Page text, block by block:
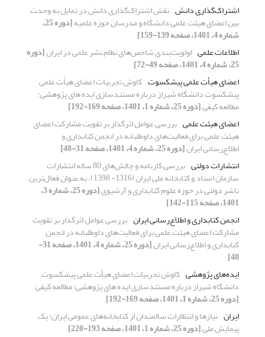
اشتراک‌گذاری دانش نقش اشتراک‌گذاری دانش در تمایل به وحدت
بین اعضای هیئت علمی دانشگاه و مدرسان حوزه علمیه [دوره 25،
شماره 4، 1401، صفحه 139-159]
اطلاعات علمی اولویت‌بندی شاخص‌های نظام نشر علمی در ایران[دوره
25، شماره 4، 1401، صفحه 49-72]
اعضای هیأت علمی پیشکسوت کاوش تجربیات اعضای هیأت علمی
پیشکسوت دانشگاه شیراز درباره مستندسازی ایده های پژوهشی:
مطالعه کیفی[دوره 25، شماره 1، 1401، صفحه 169-192]
اعضای هیئت علمی بررسی عوامل اثرگذار بر تقویت مشارکت اعضای
هیئت علمی برای فعالیت‌های داوطلبانه در انجمن کتابداری و
اطلاع‌رسانی ایران[دوره 25، شماره 4، 1401، صفحه 31-48]
انتشارات دولتی
بررسی کارنامه و چالش‌های 80 ساله انتشارات
سازمان اسناد و کتابخانه ملی ایران (1316- 1398)، به عنوان فعال‌ترین
ناشر دولتی در حوزه علوم کتابداری و آرشیوی [دوره 25، شماره 3،
1401، صفحه 115-142]
انجمن کتابداری و اطلاع‌رسانی ایران بررسی عوامل اثرگذار بر تقویت
مشارکت اعضای هیئت علمی برای فعالیت‌های داوطلبانه در انجمن
کتابداری و اطلاع‌رسانی ایران [دوره 25، شماره 4، 1401، صفحه 31-
48]
ایده‌های پژوهشی کاوش تجربیات اعضای هیأت علمی پیشکسوت
دانشگاه شیراز درباره مستندسازی ایده های پژوهشی: مطالعه کیفی
[دوره 25، شماره 1، 1401، صفحه 169-192]
ایران نیازها و انتظارات سالمندان از کتابخانه‌های عمومی ایران: یک
پیمایش ملی[دوره 25، شماره 1، 1401، صفحه 193-220]